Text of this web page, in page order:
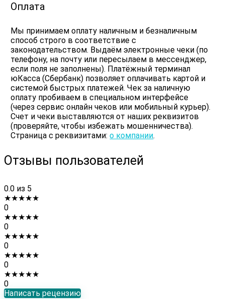
Оплата
Мы принимаем оплату наличным и безналичным
способ строго в соответствие с
законодательством. Выдаём электронные чеки (по
телефону, на почту или пересылаем в мессенджер,
если поля не заполнены). Платёжный терминал
юКасса (Сбербанк) позволяет оплачивать картой и
системой быстрых платежей. Чек за наличную
оплату пробиваем в специальном интерфейсе
(через сервис онлайн чеков или мобильный курьер).
Счет и чеки выставляются от наших реквизитов
(проверяйте, чтобы избежать мошенничества).
Страница с реквизитами:о компании.
Отзывы пользователей
0.0 из 5
★★★★★
0
★★★★★
0
★★★★★
0
★★★★★
0
★★★★★
0
Написать рецензию